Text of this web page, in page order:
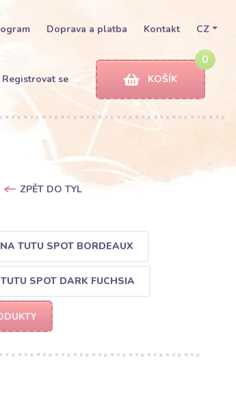
Doprava a platba Kontakt CZ
Registrovat se
0
KOŠÍK
ZPĚT DO TYL
TUTU SPOT BORDEAUX
SPOT DARK FUCHSIA